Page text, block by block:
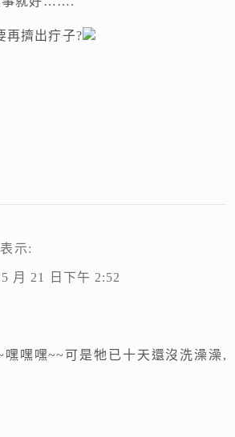
再擠出疔子?
表示:
月 21 日下午 2:52
嘿嘿嘿~~可是牠已十天還沒洗澡澡,